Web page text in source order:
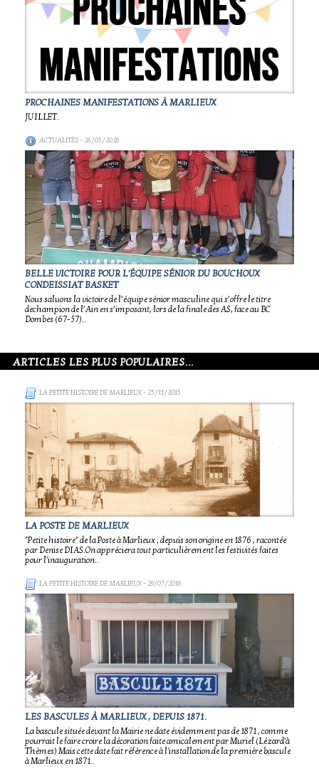
PROCHAINES MANIFESTATIONS À MARLIEUX
JUILLET.
ACTUALITÉS- 26/05/2026
BELLE VICTOIRE POUR L'ÉQUIPE SÉNIOR DU BOUCHOUX
CONDEISSIAT BASKET
Nous saluons la victoire de l’équipe sénior masculine qui s’offre le titre
dechampion de l’Ain en s’imposant, lors de la finale des AS, face au BC
Dombes (67-57)..
ARTICLES LES PLUS POPULAIRES...
LA PETITE HISTOIRE DE MARLIEUX- 25/11/2015
LA POSTE DE MARLIEUX
"Petite histoire" de la Poste à Marlieux , depuis son origine en 1876 , racontée
par Denise DIAS.On appréciera tout particulièrement les festivités faites
pour l'inauguration..
LA PETITE HISTOIRE DE MARLIEUX- 29/07/2016
LES BASCULES À MARLIEUX , DEPUIS 1871.
La bascule située devant la Mairie ne date évidemment pas de 1871 , comme
pourrait le faire croire la décoration faite amicalement par Muriel (Lézard'à
Thèmes) Mais cette date fait référence à l'installation de la première bascule
à Marlieux en 1871..